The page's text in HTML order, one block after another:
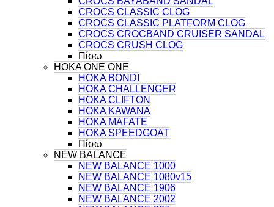
CROCS CLASSIC CLOG
CROCS CLASSIC PLATFORM CLOG
CROCS CROCBAND CRUISER SANDAL
CROCS CRUSH CLOG
Πίσω
HOKA ONE ONE
HOKA BONDI
HOKA CHALLENGER
HOKA CLIFTON
HOKA KAWANA
HOKA MAFATE
HOKA SPEEDGOAT
Πίσω
NEW BALANCE
NEW BALANCE 1000
NEW BALANCE 1080v15
NEW BALANCE 1906
NEW BALANCE 2002